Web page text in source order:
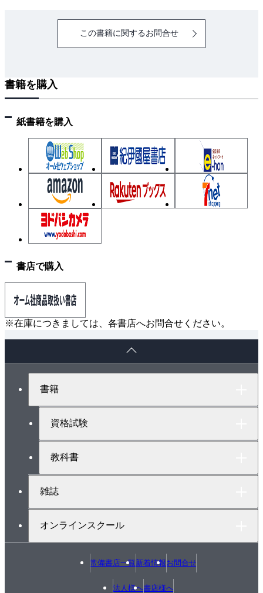
この書籍に関するお問合せ
書籍を購入
紙書籍を購入
書店で購入
※在庫につきましては、各書店へお問合せください。
書籍
資格試験
教科書
雑誌
オンラインスクール
常備書店一覧新着情報お問合せ
法人様へ書店様へ